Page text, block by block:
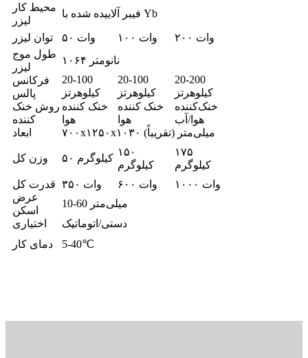
محیط کار
لیزر
فیبر آلاییده شده با Yb
توان لیزر ۵۰ وات ۱۰۰ وات
۲۰۰ وات
طول موج
لیزر
۱۰۶۴ نانومتر
فرکانس
پالس
20-100
کیلوهرتز
20-100
کیلوهرتز
20-200
کیلوهرتز
روش خنک
کننده
خنک کننده
هوا
خنک کننده
هوا
خنک‌کننده
هوا/آب
ابعاد
۷۰۰x۱۲۵۰x۱۰۳۰ میلی‌متر (تقریباً)
وزن کل ۵۰ کیلوگرم
۱۵۰
کیلوگرم
۱۷۵
کیلوگرم
قدرت کل
۳۵۰ وات ۶۰۰ وات
۱۰۰۰ وات
عرض
اسکن
10-60 میلی‌متر
اختیاری
دستی/اتوماتیک
دمای کار
5-40℃